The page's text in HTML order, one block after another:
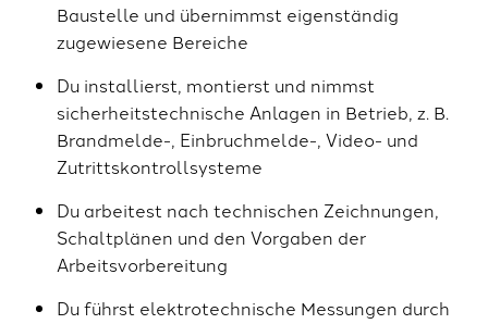
Baustelle und übernimmst eigenständig
zugewiesene Bereiche
Du installierst, montierst und nimmst
sicherheitstechnische Anlagen in Betrieb, z. B.
Brandmelde-, Einbruchmelde-, Video- und
Zutrittskontrollsysteme
Du arbeitest nach technischen Zeichnungen,
Schaltplänen und den Vorgaben der
Arbeitsvorbereitung
Du führst elektrotechnische Messungen durch